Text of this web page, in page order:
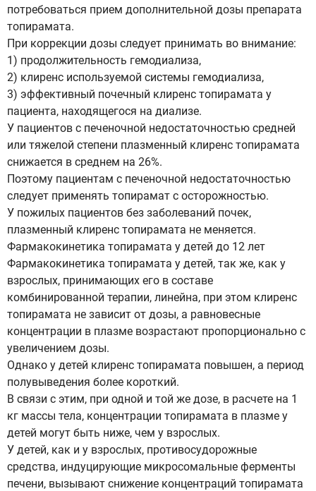
потребоваться прием дополнительной дозы препарата
топирамата.
При коррекции дозы следует принимать во внимание:
1) продолжительность гемодиализа,
2) клиренс используемой системы гемодиализа,
3) эффективный почечный клиренс топирамата у
пациента, находящегося на диализе.
У пациентов с печеночной недостаточностью средней
или тяжелой степени плазменный клиренс топирамата
снижается в среднем на 26%.
Поэтому пациентам с печеночной недостаточностью
следует применять топирамат с осторожностью.
У пожилых пациентов без заболеваний почек,
плазменный клиренс топирамата не меняется.
Фармакокинетика топирамата у детей до 12 лет
Фармакокинетика топирамата у детей, так же, как у
взрослых, принимающих его в составе
комбинированной терапии, линейна, при этом клиренс
топирамата не зависит от дозы, а равновесные
концентрации в плазме возрастают пропорционально с
увеличением дозы.
Однако у детей клиренс топирамата повышен, а период
полувыведения более короткий.
В связи с этим, при одной и той же дозе, в расчете на 1
кг массы тела, концентрации топирамата в плазме у
детей могут быть ниже, чем у взрослых.
У детей, как и у взрослых, противосудорожные
средства, индуцирующие микросомальные ферменты
печени, вызывают снижение концентраций топирамата